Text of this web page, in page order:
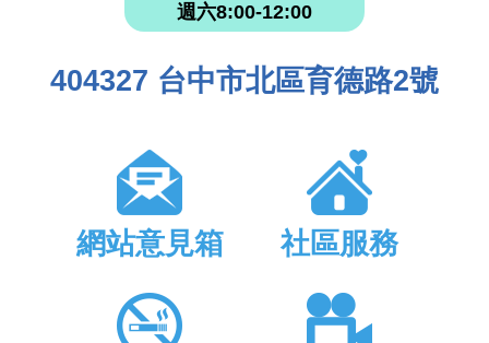
週六8:00-12:00
404327 台中市北區育德路2號
網站意見箱 社區服務